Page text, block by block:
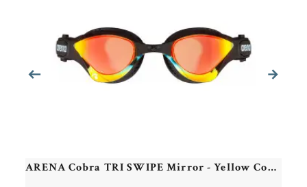
ARENA Cobra TRI SWIPE Mirror - Yellow Copper Black - Lunettes Triathlon et Eau Libre Noir et Jaune